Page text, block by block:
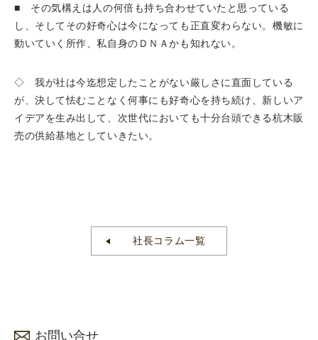
■ その気構えは人の何倍も持ち合わせていたと思っている
し、そしてその好奇心は今になっても正直変わらない。機敏に
動いていく所作、私自身のＤＮＡかも知れない。
◇ 我が社は今迄想定したことがない厳しさに直面している
が、決して怯むことなく何事にも好奇心を持ち続け、新しいア
イデアを生み出して、次世代においても十分台頭できる杭木販
売の供給基地としていきたい。
社長コラム一覧
お問い合せ